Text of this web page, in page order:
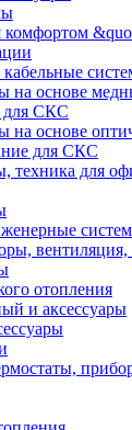
комфортом
на основе
для СКС
основе
для СКС
техника для
вентиляция,
отопления
и аксессуары